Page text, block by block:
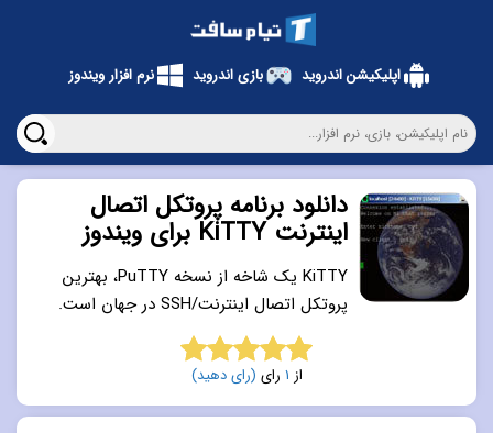
دانلود برنامه پروتکل اتصال
اینترنت KiTTY برای ویندوز
KiTTY یک شاخه از نسخه‌ PuTTY، بهترین
پروتکل اتصال اینترنت/SSH در جهان است.
5.0 از 5 از 1 رای (رای دهید)
اپلیکیشن اندروید بازی اندروید نرم افزار ویندوز